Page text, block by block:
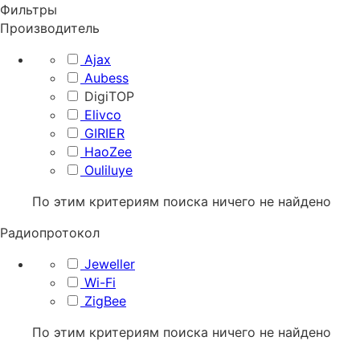
Фильтры
Производитель
Ajax
Aubess
DigiTOP
Elivco
GIRIER
HaoZee
Ouliluye
По этим критериям поиска ничего не найдено
Радиопротокол
Jeweller
Wi-Fi
ZigBee
По этим критериям поиска ничего не найдено